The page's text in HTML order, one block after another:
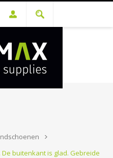
te bekijken en bestellingen te
buitenkant is glad. Gebreide